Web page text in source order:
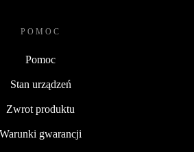
POMOC
Pomoc
Stan urządzeń
Zwrot produktu
Warunki gwarancji